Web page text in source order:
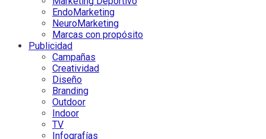
EndoMarketing
NeuroMarketing
Marcas con propósito
Publicidad
Campañas
Creatividad
Diseño
Branding
Outdoor
Indoor
TV
Infografías